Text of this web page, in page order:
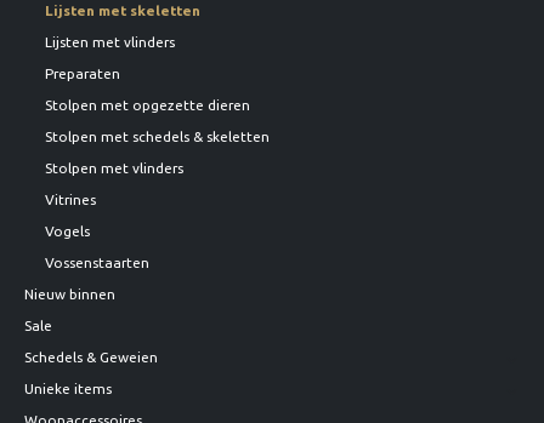
Lijsten met skeletten
Lijsten met vlinders
Preparaten
Stolpen met opgezette dieren
Stolpen met schedels & skeletten
Stolpen met vlinders
Vitrines
Vogels
Vossenstaarten
Nieuw binnen
Sale
Schedels & Geweien
Unieke items
Woonaccessoires